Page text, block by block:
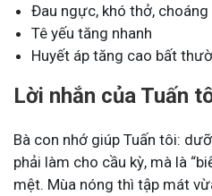
Đau ngực, khó thở, choáng
Tê yếu tăng nhanh
Huyết áp tăng cao bất
Lời nhắn của Tuấn
Bà con nhớ giúp Tuấn tôi:
phải làm cho cầu kỳ, mà là
mệt. Mùa nóng thì tập mát